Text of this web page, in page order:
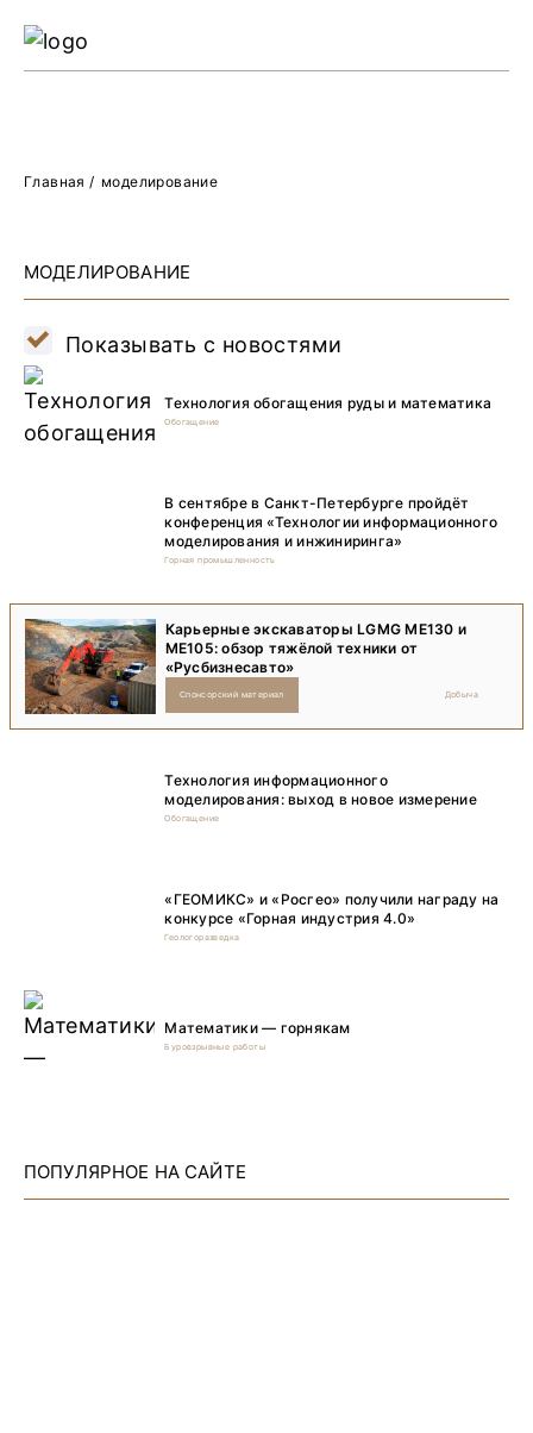
Главная / моделирование
МОДЕЛИРОВАНИЕ
Показывать с новостями
Технология обогащения руды и математика
Обогащение
В сентябре в Санкт-Петербурге пройдёт
конференция «Технологии информационного
моделирования и инжиниринга»
Горная промышленность
Карьерные экскаваторы LGMG ME130 и
ME105: обзор тяжёлой техники от
«Русбизнесавто»
Добыча
Спонсорский материал
Технология информационного
моделирования: выход в новое измерение
Обогащение
«ГЕОМИКС» и «Росгео» получили награду на
конкурсе «Горная индустрия 4.0»
Геологоразведка
Математики — горнякам
Буровзрывные работы
ПОПУЛЯРНОЕ НА САЙТЕ